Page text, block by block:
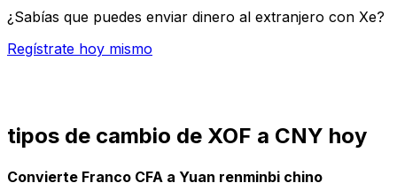
¿Sabías que puedes enviar dinero al extranjero con Xe?
Regístrate hoy mismo
tipos de cambio de XOF a CNY hoy
Convierte Franco CFA a Yuan renminbi chino